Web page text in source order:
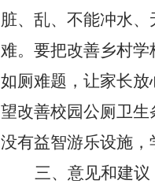
脏、乱、不能冲水
难。要把改善乡村
如厕难题，让家长
望改善校园公厕卫生
没有益智游乐设施
三、意见和建议